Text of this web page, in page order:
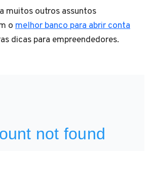
muitos outros assuntos
o melhor banco para abrir conta
dicas para empreendedores.